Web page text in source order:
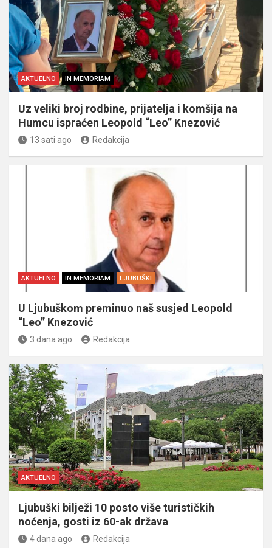
AKTUELNO IN MEMORIAM
Uz veliki broj rodbine, prijatelja i komšija na
Humcu ispraćen Leopold “Leo” Knezović
13 sati ago Redakcija
AKTUELNO IN MEMORIAM LJUBUŠKI
U Ljubuškom preminuo naš susjed Leopold
“Leo” Knezović
3 dana ago Redakcija
AKTUELNO
Ljubuški bilježi 10 posto više turističkih
noćenja, gosti iz 60-ak država
4 dana ago Redakcija